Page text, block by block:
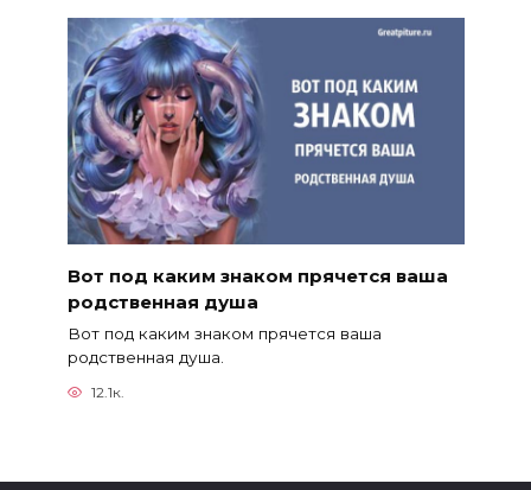
Вот под каким знаком прячется ваша
родственная душа
Вот под каким знаком прячется ваша
родственная душа.
12.1к.